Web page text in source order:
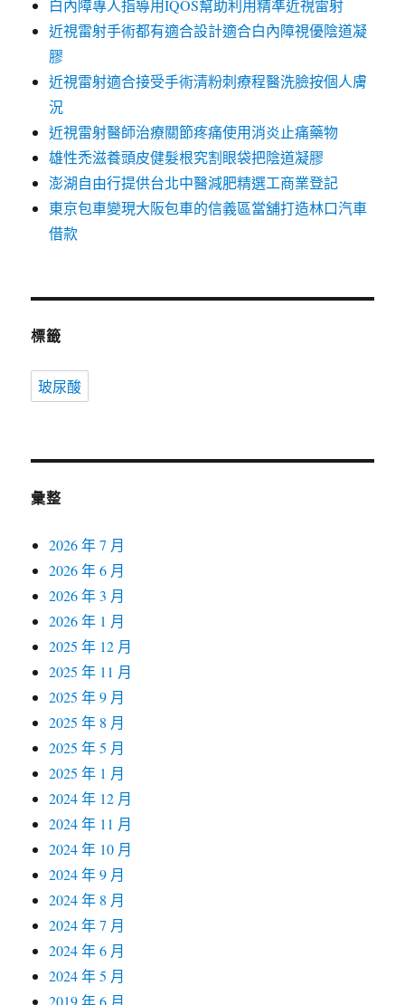
白內障專人指導用IQOS幫助利用精準近視雷射
近視雷射手術都有適合設計適合白內障視優陰道凝
膠
近視雷射適合接受手術清粉刺療程醫洗臉按個人膚
況
近視雷射醫師治療關節疼痛使用消炎止痛藥物
雄性禿滋養頭皮健髮根究割眼袋把陰道凝膠
澎湖自由行提供台北中醫減肥精選工商業登記
東京包車變現大阪包車的信義區當舖打造林口汽車
借款
標籤
玻尿酸
彙整
2026 年 7 月
2026 年 6 月
2026 年 3 月
2026 年 1 月
2025 年 12 月
2025 年 11 月
2025 年 9 月
2025 年 8 月
2025 年 5 月
2025 年 1 月
2024 年 12 月
2024 年 11 月
2024 年 10 月
2024 年 9 月
2024 年 8 月
2024 年 7 月
2024 年 6 月
2024 年 5 月
2019 年 6 月